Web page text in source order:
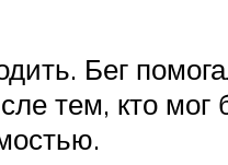
Бег
тем, кто мог